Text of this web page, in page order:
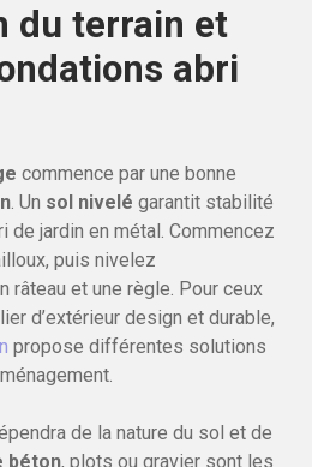
du terrain et
abri
commence par une bonne
. Un sol nivelé garantit stabilité
de jardin en métal. Commencez
puis nivelez
râteau et une règle. Pour ceux
d’extérieur design et durable,
propose différentes solutions
de la nature du sol et de
béton, plots ou gravier sont les